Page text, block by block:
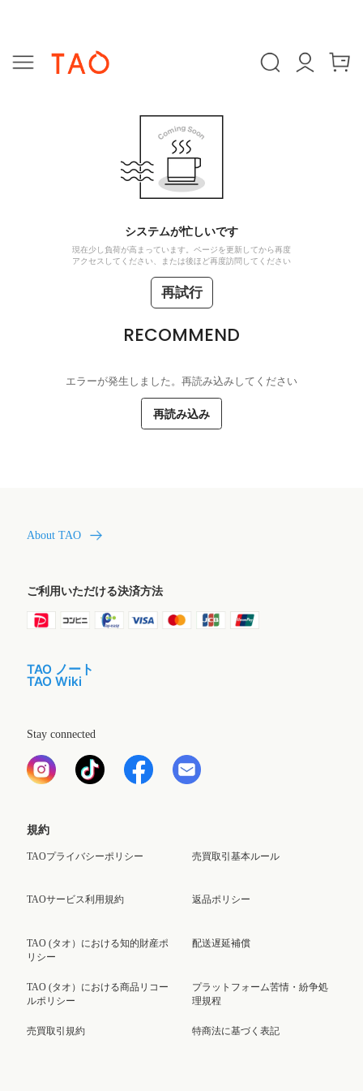
システムが忙しいです
現在少し負荷が高まっています。ページを更新してから再度
アクセスしてください、または後ほど再度訪問してください
再試行
RECOMMEND
エラーが発生しました。再読み込みしてください
再読み込み
About TAO
ご利用いただける決済方法
TAO ノート
TAO Wiki
Stay connected
規約
TAOプライバシーポリシー
TAOサービス利用規約
TAO (タオ）における知的財産ポ
リシー
TAO (タオ）における商品リコー
ルポリシー
売買取引規約
売買取引基本ルール
返品ポリシー
配送遅延補償
プラットフォーム苦情・紛争処
理規程
特商法に基づく表記